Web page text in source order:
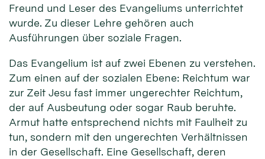
Freund und Leser des Evangeliums unterrichtet
wurde. Zu dieser Lehre gehören auch
Ausführungen über soziale Fragen.
Das Evangelium ist auf zwei Ebenen zu verstehen.
Zum einen auf der sozialen Ebene: Reichtum war
zur Zeit Jesu fast immer ungerechter Reichtum,
der auf Ausbeutung oder sogar Raub beruhte.
Armut hatte entsprechend nichts mit Faulheit zu
tun, sondern mit den ungerechten Verhältnissen
in der Gesellschaft. Eine Gesellschaft, deren